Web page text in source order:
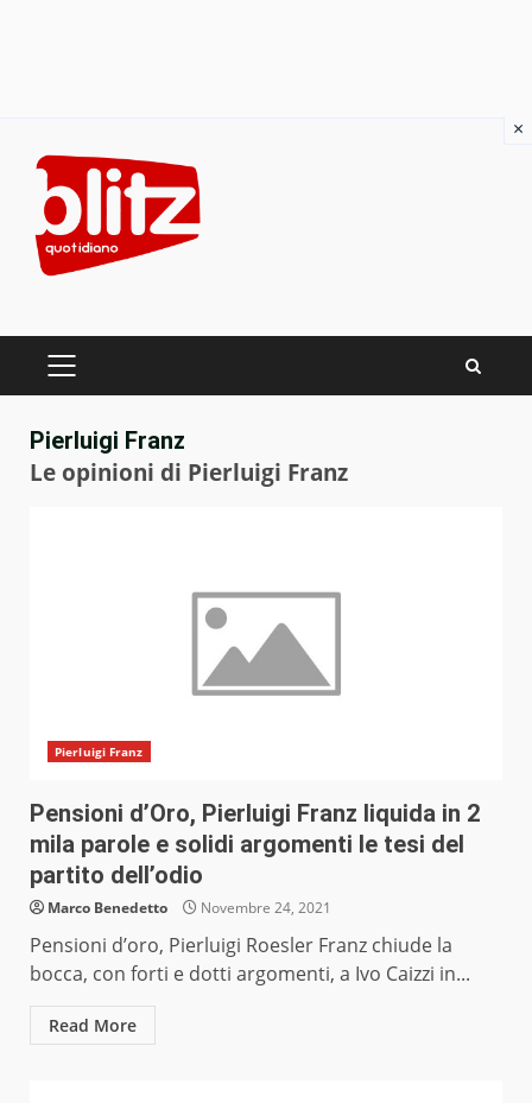
content
PRIMARY
Pierluigi Franz
Le opinioni di Pierluigi Franz
Pierluigi Franz
Pensioni d’Oro, Pierluigi Franz liquida in 2
mila parole e solidi argomenti le tesi del
partito dell’odio
Marco Benedetto Novembre 24, 2021
Pensioni d’oro, Pierluigi Roesler Franz chiude la
bocca, con forti e dotti argomenti, a Ivo Caizzi in...
Read More
×